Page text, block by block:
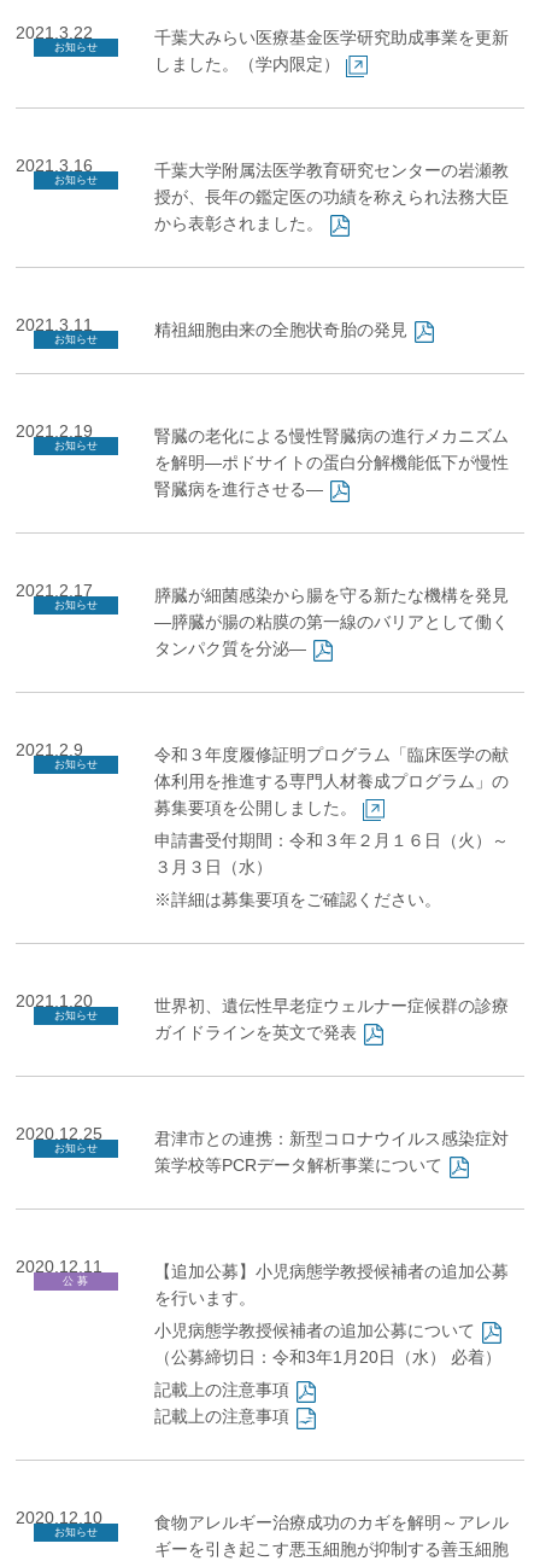
2021.3.22
お知らせ
千葉大みらい医療基金医学研究助成事業を更新
しました。（学内限定）
2021.3.16
お知らせ
千葉大学附属法医学教育研究センターの岩瀬教
授が、長年の鑑定医の功績を称えられ法務大臣
から表彰されました。
2021.3.11
お知らせ 精祖細胞由来の全胞状奇胎の発見
2021.2.19
お知らせ
腎臓の老化による慢性腎臓病の進行メカニズム
を解明—ポドサイトの蛋白分解機能低下が慢性
腎臓病を進行させる—
2021.2.17
お知らせ
膵臓が細菌感染から腸を守る新たな機構を発見
―膵臓が腸の粘膜の第一線のバリアとして働く
タンパク質を分泌—
2021.2.9
お知らせ
令和３年度履修証明プログラム「臨床医学の献
体利用を推進する専門人材養成プログラム」の
募集要項を公開しました。
申請書受付期間：令和３年２月１６日（火）～
３月３日（水）
※詳細は募集要項をご確認ください。
2021.1.20
お知らせ
世界初、遺伝性早老症ウェルナー症候群の診療
ガイドラインを英文で発表
2020.12.25
お知らせ
君津市との連携：新型コロナウイルス感染症対
策学校等PCRデータ解析事業について
2020.12.11
公 募
【追加公募】小児病態学教授候補者の追加公募
を行います。
小児病態学教授候補者の追加公募について
（公募締切日：令和3年1月20日（水） 必着）
記載上の注意事項
記載上の注意事項
2020.12.10
お知らせ
食物アレルギー治療成功のカギを解明～アレル
ギーを引き起こす悪玉細胞が抑制する善玉細胞